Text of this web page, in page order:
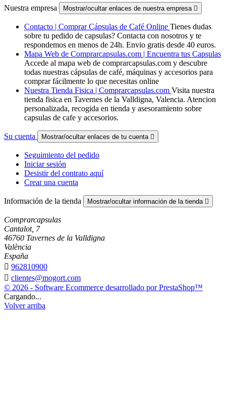
Nuestra empresa Mostrar/ocultar enlaces de nuestra empresa 
Contacto | Comprar Cápsulas de Café Online Tienes dudas
sobre tu pedido de capsulas? Contacta con nosotros y te
respondemos en menos de 24h. Envio gratis desde 40 euros.
Mapa Web de Comprarcapsulas.com | Encuentra tus Capsulas
Accede al mapa web de comprarcapsulas.com y descubre
todas nuestras cápsulas de café, máquinas y accesorios para
comprar fácilmente lo que necesitas online
Nuestra Tienda Fisica | Comprarcapsulas.com Visita nuestra
tienda fisica en Tavernes de la Valldigna, Valencia. Atencion
personalizada, recogida en tienda y asesoramiento sobre
capsulas de cafe y accesorios.
Su cuenta Mostrar/ocultar enlaces de tu cuenta 
Seguimiento del pedido
Iniciar sesión
Desistir del contrato aquí
Crear una cuenta
Información de la tienda Mostrar/ocultar información de la tienda 
Comprarcapsulas
Cantalot, 7
46760 Tavernes de la Valldigna
València
España
 962810900
 clientes@mogort.com
© 2026 - Software Ecommerce desarrollado por PrestaShop™
Cargando...
Volver arriba